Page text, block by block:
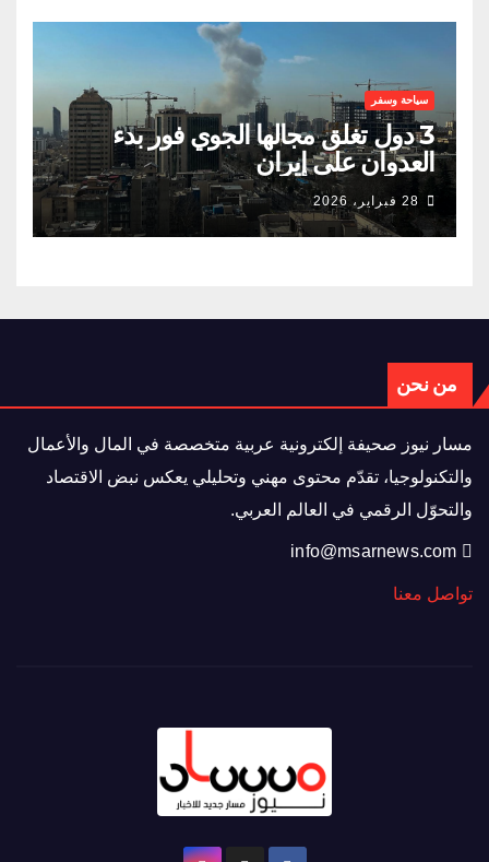
سياحة وسفر
3 دول تغلق مجالها الجوي فور بدء
العدوان على إيران
28 فبراير، 2026
من نحن
مسار نيوز صحيفة إلكترونية عربية متخصصة في المال والأعمال
والتكنولوجيا، تقدّم محتوى مهني وتحليلي يعكس نبض الاقتصاد
والتحوّل الرقمي في العالم العربي.
info@msarnews.com
تواصل معنا